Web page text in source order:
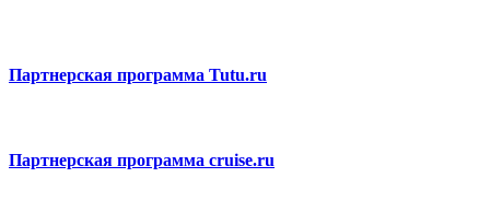
Партнерская программа Tutu.ru
Партнерская программа cruise.ru